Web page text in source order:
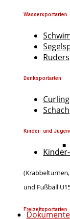
Dokumente
Wassersportarten
Denksportarten
Curling
Schach
Kinder- und
und Fußball
Freizeitsportarten